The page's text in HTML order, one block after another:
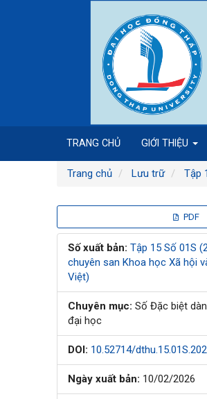
TRANG CHỦ GIỚI THIỆU
Trang chủ Lưu trữ Tập
Thanh
bên
bài
viết
PDF
Số xuất bản: Tập 15 Số 01S
chuyên san Khoa học Xã hội
Việt)
Chuyên mục: Số Đặc biệt
đại học
DOI: 10.52714/
Ngày xuất bản: 10/02/2026